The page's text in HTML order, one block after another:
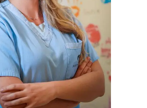
WANDER FLACH